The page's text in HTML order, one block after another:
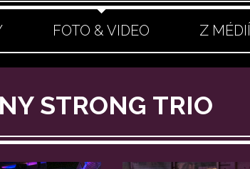
FOTO & VIDEO Z MÉDIÍ
STRONG TRIO